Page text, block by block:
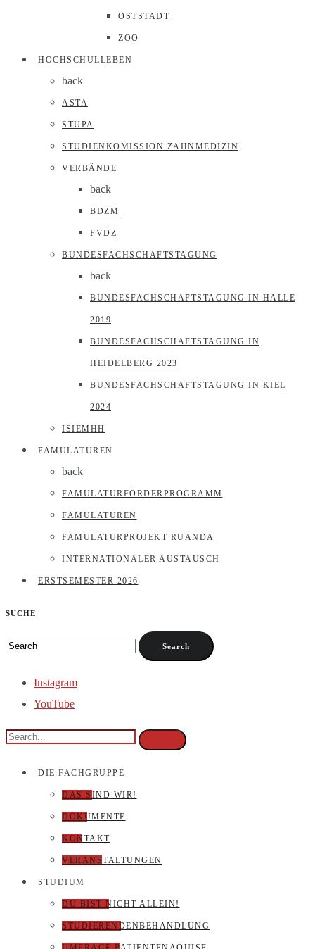
OSTSTADT
ZOO
HOCHSCHULLEBEN
back
ASTA
STUPA
STUDIENKOMISSION ZAHNMEDIZIN
VERBÄNDE
back
BDZM
FVDZ
BUNDESFACHSCHAFTSTAGUNG
back
BUNDESFACHSCHAFTSTAGUNG IN HALLE
2019
BUNDESFACHSCHAFTSTAGUNG IN
HEIDELBERG 2023
BUNDESFACHSCHAFTSTAGUNG IN KIEL
2024
ISIEMHH
FAMULATUREN
back
FAMULATURFÖRDERPROGRAMM
FAMULATUREN
FAMULATURPROJEKT RUANDA
INTERNATIONALER AUSTAUSCH
ERSTSEMESTER 2026
SUCHE
Instagram
YouTube
DIE FACHGRUPPE
DAS SIND WIR!
DOKUMENTE
KONTAKT
VERANSTALTUNGEN
STUDIUM
DU BIST NICHT ALLEIN!
STUDIERENDENBEHANDLUNG